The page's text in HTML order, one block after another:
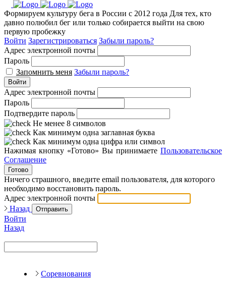
Формируем культуру бега в России с 2012 года Для тех, кто
давно полюбил бег или только собирается выйти на свою
первую пробежку
Войти Зарегистрироваться Забыли пароль?
Адрес электронной почты
Пароль
Запомнить меня Забыли пароль?
Войти
Адрес электронной почты
Пароль
Подтвердите пароль
Не менее 8 символов
Как минимум одна заглавная буква
Как минимум одна цифра или символ
Нажимая кнопку «Готово» Вы принимаете Пользовательское
Соглашение
Готово
Ничего страшного, введите email пользователя, для которого
необходимо восстановить пароль.
Адрес электронной почты
Назад
Отправить
Войти
Назад
Соревнования